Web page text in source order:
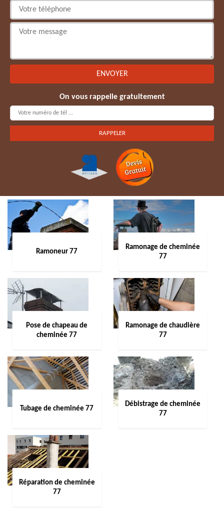
On vous rappelle gratuitement
Ramoneur 77
Ramonage de cheminée
77
Pose de chapeau de
cheminée 77
Ramonage de chaudière
77
Tubage de cheminée 77
Débistrage de cheminée
77
Réparation de cheminée
77